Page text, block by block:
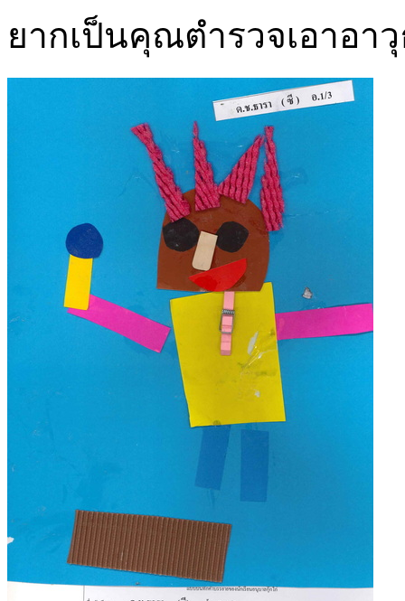
ยากเป็นคุณตำรวจเอาอา